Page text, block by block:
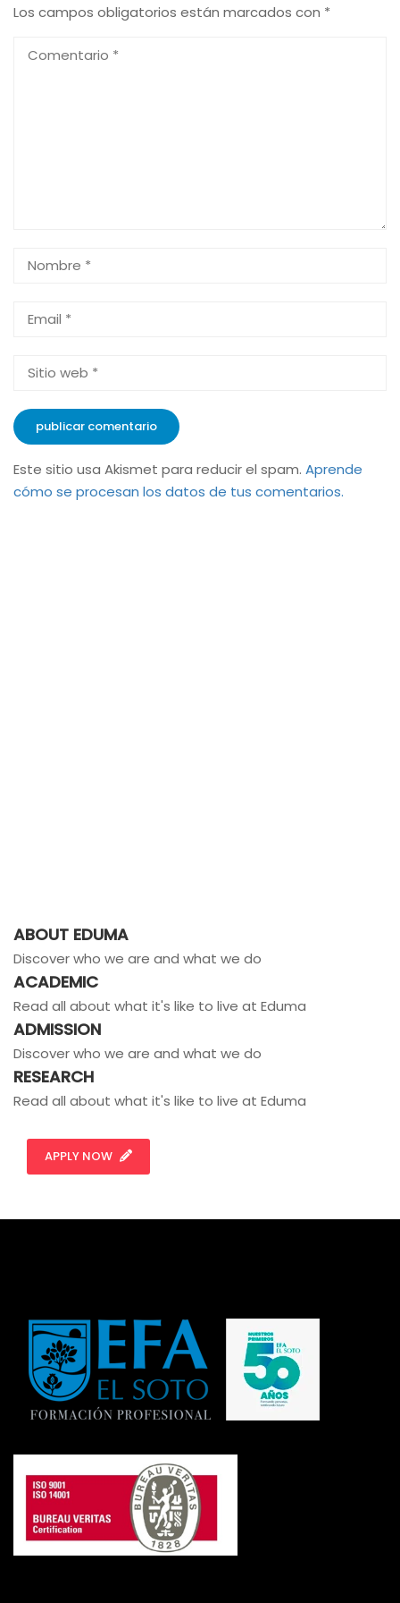
Los campos obligatorios están marcados con *
Este sitio usa Akismet para reducir el spam. Aprende
cómo se procesan los datos de tus comentarios.
ABOUT EDUMA
Discover who we are and what we do
ACADEMIC
Read all about what it's like to live at Eduma
ADMISSION
Discover who we are and what we do
RESEARCH
Read all about what it's like to live at Eduma
APPLY NOW